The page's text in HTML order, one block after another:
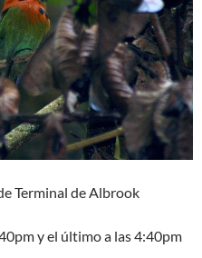
Terminal de Albrook
y el último a las 4:40pm